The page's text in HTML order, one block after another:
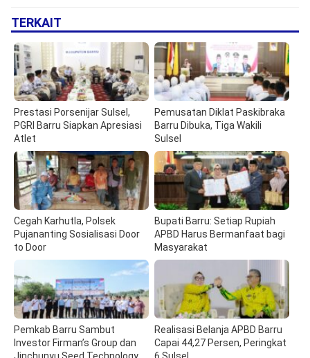
TERKAIT
Prestasi Porsenijar Sulsel,
PGRI Barru Siapkan Apresiasi
Atlet
Pemusatan Diklat Paskibraka
Barru Dibuka, Tiga Wakili
Sulsel
Cegah Karhutla, Polsek
Pujananting Sosialisasi Door
to Door
Bupati Barru: Setiap Rupiah
APBD Harus Bermanfaat bagi
Masyarakat
Pemkab Barru Sambut
Investor Firman’s Group dan
Realisasi Belanja APBD Barru
Capai 44,27 Persen, Peringkat